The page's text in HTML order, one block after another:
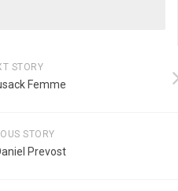
STORY
Femme
STORY
Prevost